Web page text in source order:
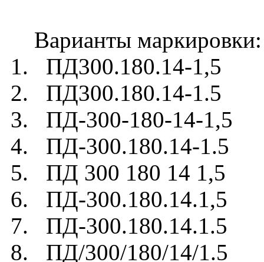
Варианты маркировки:
1. ПД300.180.14-1,5
2. ПД300.180.14-1.5
3. ПД-300-180-14-1,5
4. ПД-300.180.14-1.5
5. ПД 300 180 14 1,5
6. ПД-300.180.14.1,5
7. ПД-300.180.14.1.5
8. ПД/300/180/14/1.5